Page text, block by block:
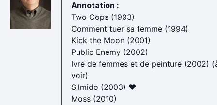
Annotation :
Two Cops (1993)
Comment tuer sa femme (1994)
Kick the Moon (2001)
Public Enemy (2002)
Ivre de femmes et de peinture (2002)
voir)
Silmido (2003) ♥
Moss (2010)